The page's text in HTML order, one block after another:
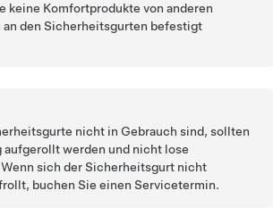
keine Komfortprodukte von anderen
an den Sicherheitsgurten befestigt
nicht in Gebrauch sind, sollten
aufgerollt werden und nicht lose
sich der Sicherheitsgurt nicht
buchen Sie einen Servicetermin.